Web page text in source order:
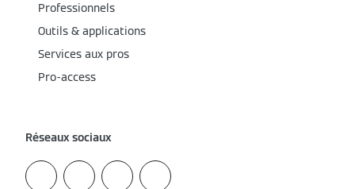
Professionnels
Outils & applications
Services aux pros
Pro-access
Réseaux sociaux